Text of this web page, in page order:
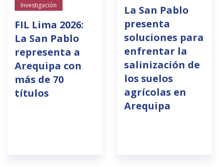
Investigación
FIL Lima 2026:
La San Pablo
representa a
Arequipa con
más de 70
títulos
La San Pablo
presenta
soluciones para
enfrentar la
salinización de
los suelos
agrícolas en
Arequipa